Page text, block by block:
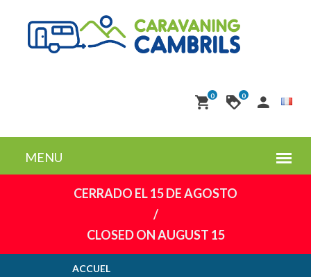
0 0
CERRADO EL 15 DE AGOSTO
/
CLOSED ON AUGUST 15
ACCUEL